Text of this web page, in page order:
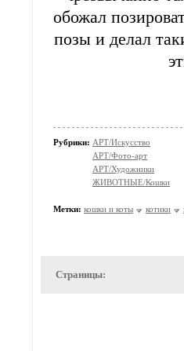
обожал
позы и делал
Рубрики: АРТ/Искусство
АРТ/Фото-арт
АРТ/Художники
ЖИВОТНЫЕ/Кошки
Метки: кошки и коты котики
Страницы: